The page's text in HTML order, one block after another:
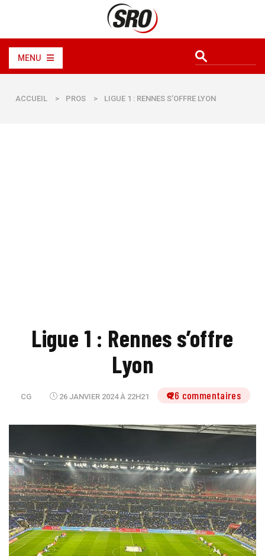
MENU
ACCUEIL > PROS > LIGUE 1 : RENNES S’OFFRE LYON
Ligue 1 : Rennes s’offre
Lyon
CG 26 JANVIER 2024 À 22H21 26 commentaires